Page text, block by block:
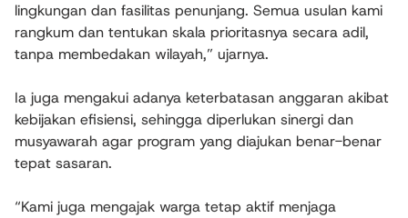
lingkungan dan fasilitas penunjang. Semua usulan kami
rangkum dan tentukan skala prioritasnya secara adil,
tanpa membedakan wilayah,” ujarnya.
Ia juga mengakui adanya keterbatasan anggaran akibat
kebijakan efisiensi, sehingga diperlukan sinergi dan
musyawarah agar program yang diajukan benar-benar
tepat sasaran.
“Kami juga mengajak warga tetap aktif menjaga